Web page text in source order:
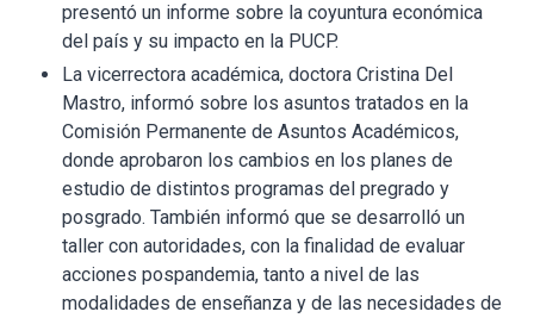
presentó un informe sobre la coyuntura económica
del país y su impacto en la PUCP.
La vicerrectora académica, doctora Cristina Del
Mastro, informó sobre los asuntos tratados en la
Comisión Permanente de Asuntos Académicos,
donde aprobaron los cambios en los planes de
estudio de distintos programas del pregrado y
posgrado. También informó que se desarrolló un
taller con autoridades, con la finalidad de evaluar
acciones pospandemia, tanto a nivel de las
modalidades de enseñanza y de las necesidades de